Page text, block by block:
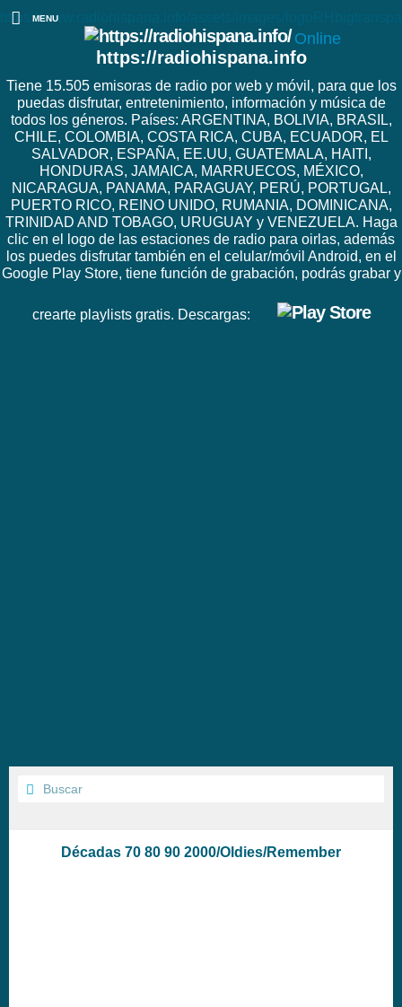
https://www.radiohispana.info/assets/images/
Online
https://radiohispana.info
Tiene 15.505 emisoras de radio por web y móvil, para que los
puedas disfrutar, entretenimiento, información y música de
todos los géneros. Países: ARGENTINA, BOLIVIA, BRASIL,
CHILE, COLOMBIA, COSTA RICA, CUBA, ECUADOR, EL
SALVADOR, ESPAÑA, EE.UU, GUATEMALA, HAITI,
HONDURAS, JAMAICA, MARRUECOS, MÉXICO,
NICARAGUA, PANAMA, PARAGUAY, PERÚ, PORTUGAL,
PUERTO RICO, REINO UNIDO, RUMANIA, DOMINICANA,
TRINIDAD AND TOBAGO, URUGUAY y VENEZUELA. Haga
clic en el logo de las estaciones de radio para oirlas, además
los puedes disfrutar también en el celular/móvil Android, en el
Google Play Store, tiene función de grabación, podrás grabar y
crearte playlists gratis. Descargas:
MENU
Décadas 70 80 90 2000/Oldies/Remember